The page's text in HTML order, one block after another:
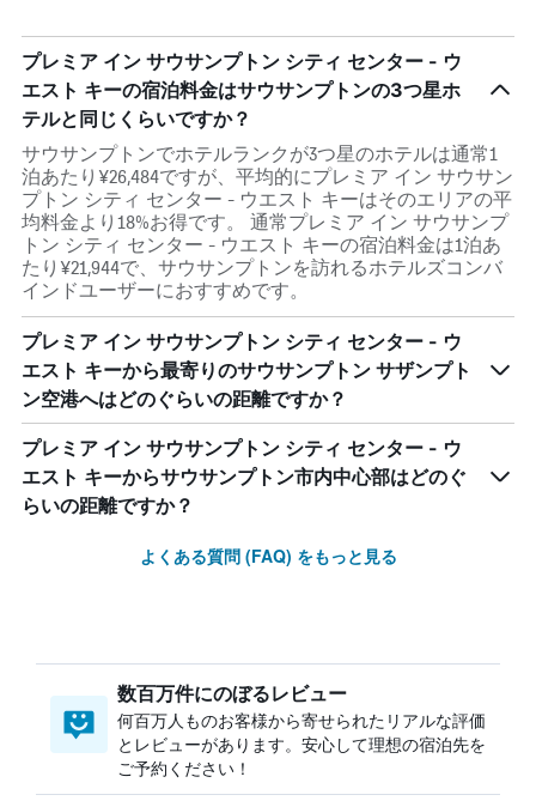
プレミア イン サウサンプトン シティ センター - ウ
エスト キーの宿泊料金はサウサンプトンの3つ星ホ
テルと同じくらいですか？
サウサンプトンでホテルランクが3つ星のホテルは通常1
泊あたり¥26,484ですが、平均的にプレミア イン サウサン
プトン シティ センター - ウエスト キーはそのエリアの平
均料金より18%お得です。 通常プレミア イン サウサンプ
トン シティ センター - ウエスト キーの宿泊料金は1泊あ
たり¥21,944で、サウサンプトンを訪れるホテルズコンバ
インドユーザーにおすすめです。
プレミア イン サウサンプトン シティ センター - ウ
エスト キーから最寄りのサウサンプトン サザンプト
ン空港へはどのぐらいの距離ですか？
プレミア イン サウサンプトン シティ センター - ウ
エスト キーからサウサンプトン市内中心部はどのぐ
らいの距離ですか？
よくある質問 (FAQ) をもっと見る
数百万件にのぼるレビュー
何百万人ものお客様から寄せられたリアルな評価
とレビューがあります。安心して理想の宿泊先を
ご予約ください！